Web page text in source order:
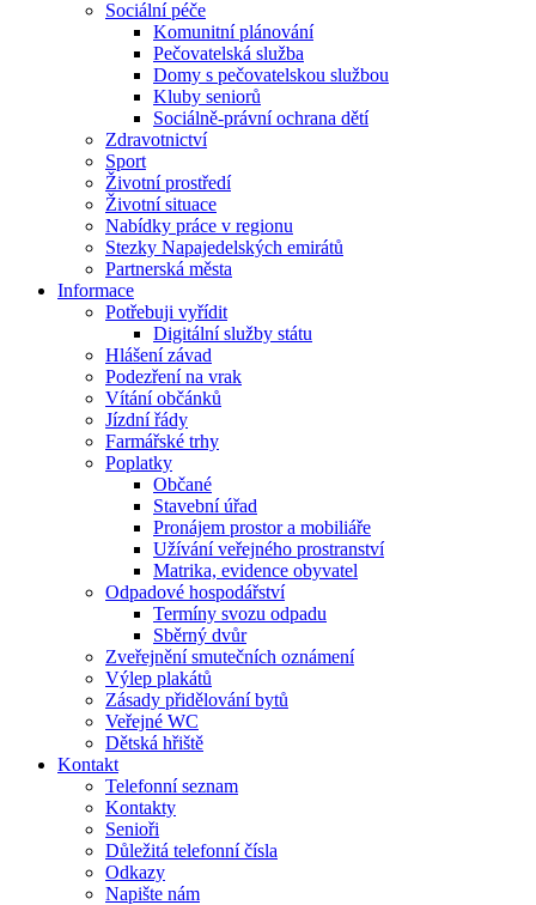
Sociální péče
Komunitní plánování
Pečovatelská služba
Domy s pečovatelskou službou
Kluby seniorů
Sociálně-právní ochrana dětí
Zdravotnictví
Sport
Životní prostředí
Životní situace
Nabídky práce v regionu
Stezky Napajedelských emirátů
Partnerská města
Informace
Potřebuji vyřídit
Digitální služby státu
Hlášení závad
Podezření na vrak
Vítání občánků
Jízdní řády
Farmářské trhy
Poplatky
Občané
Stavební úřad
Pronájem prostor a mobiliáře
Užívání veřejného prostranství
Matrika, evidence obyvatel
Odpadové hospodářství
Termíny svozu odpadu
Sběrný dvůr
Zveřejnění smutečních oznámení
Výlep plakátů
Zásady přidělování bytů
Veřejné WC
Dětská hřiště
Kontakt
Telefonní seznam
Kontakty
Senioři
Důležitá telefonní čísla
Odkazy
Napište nám